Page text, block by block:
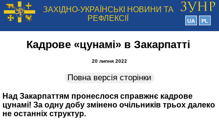
ЗАХІДНО-УКРАЇНСЬКІ НОВИНИ ТА
РЕФЛЕКСІЇ
UA PL
Кадрове «цунамі» в Закарпатті
20 липня 2022
Повна версія сторінки
Над Закарпаттям пронеслося справжнє кадрове
цунамі! За одну добу змінено очільників трьох далеко
не останніх структур.